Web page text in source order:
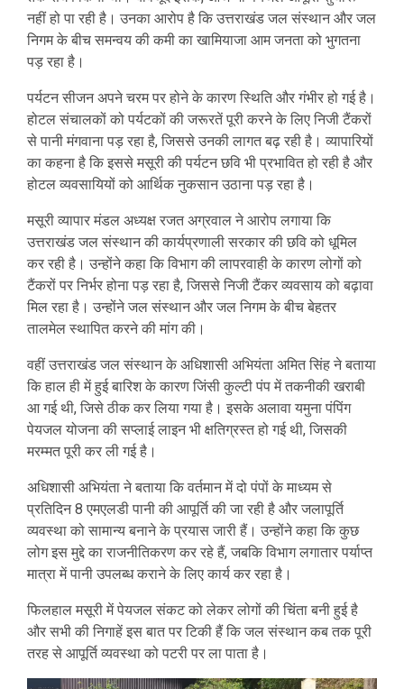
नहीं हो पा रही है। उनका आरोप है कि उत्तराखंड जल संस्थान और जल
निगम के बीच समन्वय की कमी का खामियाजा आम जनता को भुगतना
पड़ रहा है।
पर्यटन सीजन अपने चरम पर होने के कारण स्थिति और गंभीर हो गई है।
होटल संचालकों को पर्यटकों की जरूरतें पूरी करने के लिए निजी टैंकरों
से पानी मंगवाना पड़ रहा है, जिससे उनकी लागत बढ़ रही है। व्यापारियों
का कहना है कि इससे मसूरी की पर्यटन छवि भी प्रभावित हो रही है और
होटल व्यवसायियों को आर्थिक नुकसान उठाना पड़ रहा है।
मसूरी व्यापार मंडल अध्यक्ष रजत अग्रवाल ने आरोप लगाया कि
उत्तराखंड जल संस्थान की कार्यप्रणाली सरकार की छवि को धूमिल
कर रही है। उन्होंने कहा कि विभाग की लापरवाही के कारण लोगों को
टैंकरों पर निर्भर होना पड़ रहा है, जिससे निजी टैंकर व्यवसाय को बढ़ावा
मिल रहा है। उन्होंने जल संस्थान और जल निगम के बीच बेहतर
तालमेल स्थापित करने की मांग की।
वहीं उत्तराखंड जल संस्थान के अधिशासी अभियंता अमित सिंह ने बताया
कि हाल ही में हुई बारिश के कारण जिंसी कुल्टी पंप में तकनीकी खराबी
आ गई थी, जिसे ठीक कर लिया गया है। इसके अलावा यमुना पंपिंग
पेयजल योजना की सप्लाई लाइन भी क्षतिग्रस्त हो गई थी, जिसकी
मरम्मत पूरी कर ली गई है।
अधिशासी अभियंता ने बताया कि वर्तमान में दो पंपों के माध्यम से
प्रतिदिन 8 एमएलडी पानी की आपूर्ति की जा रही है और जलापूर्ति
व्यवस्था को सामान्य बनाने के प्रयास जारी हैं। उन्होंने कहा कि कुछ
लोग इस मुद्दे का राजनीतिकरण कर रहे हैं, जबकि विभाग लगातार पर्याप्त
मात्रा में पानी उपलब्ध कराने के लिए कार्य कर रहा है।
फिलहाल मसूरी में पेयजल संकट को लेकर लोगों की चिंता बनी हुई है
और सभी की निगाहें इस बात पर टिकी हैं कि जल संस्थान कब तक पूरी
तरह से आपूर्ति व्यवस्था को पटरी पर ला पाता है।